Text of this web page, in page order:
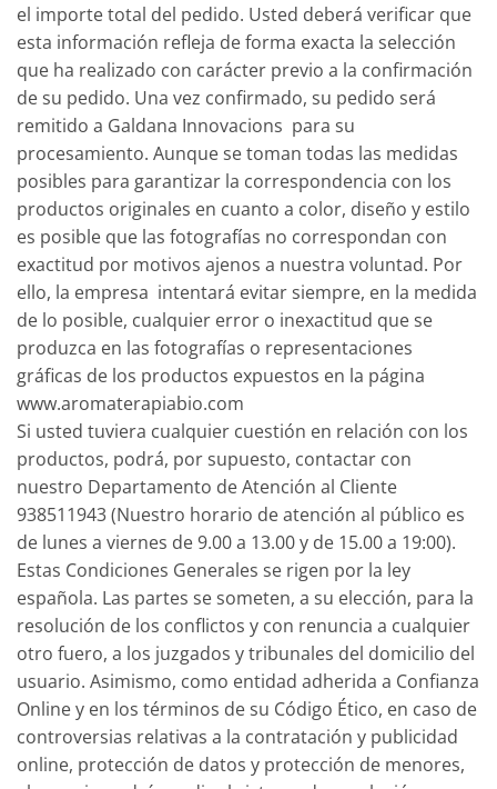
el importe total del pedido. Usted deberá verificar que
esta información refleja de forma exacta la selección
que ha realizado con carácter previo a la confirmación
de su pedido. Una vez confirmado, su pedido será
remitido a Galdana Innovacions para su
procesamiento. Aunque se toman todas las medidas
posibles para garantizar la correspondencia con los
productos originales en cuanto a color, diseño y estilo
es posible que las fotografías no correspondan con
exactitud por motivos ajenos a nuestra voluntad. Por
ello, la empresa intentará evitar siempre, en la medida
de lo posible, cualquier error o inexactitud que se
produzca en las fotografías o representaciones
gráficas de los productos expuestos en la página
www.aromaterapiabio.com
Si usted tuviera cualquier cuestión en relación con los
productos, podrá, por supuesto, contactar con
nuestro Departamento de Atención al Cliente
938511943 (Nuestro horario de atención al público es
de lunes a viernes de 9.00 a 13.00 y de 15.00 a 19:00).
Estas Condiciones Generales se rigen por la ley
española. Las partes se someten, a su elección, para la
resolución de los conflictos y con renuncia a cualquier
otro fuero, a los juzgados y tribunales del domicilio del
usuario. Asimismo, como entidad adherida a Confianza
Online y en los términos de su Código Ético, en caso de
controversias relativas a la contratación y publicidad
online, protección de datos y protección de menores,